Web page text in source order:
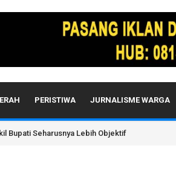
PERISTIWA JURNALISME WARGA
Bupati Seharusnya Lebih Objektif